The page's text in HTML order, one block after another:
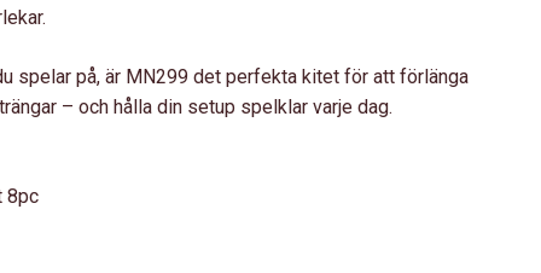
spelar på, är MN299 det perfekta kitet för att förlänga
– och hålla din setup spelklar varje dag.
8pc